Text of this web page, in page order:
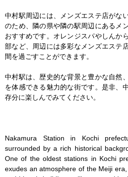
中村駅周辺には、メンズエステ店がな
のため、隣の県や隣の駅周辺にあるメ
おすすめです。オレンジスパやしんか
部など、周辺には多彩なメンズエステ
間を過ごすことができます。
中村駅は、歴史的な背景と豊かな自然
を体感できる魅力的な街です。是非、
存分に楽しんでみてください。
Nakamura Station in Kochi
surrounded by a rich historical
One of the oldest stations in Kochi
exudes an atmosphere of the Meiji